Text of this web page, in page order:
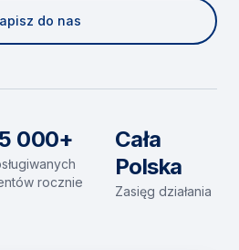
do nas
000+
rocznie
Cała
Polska
Zasięg działania